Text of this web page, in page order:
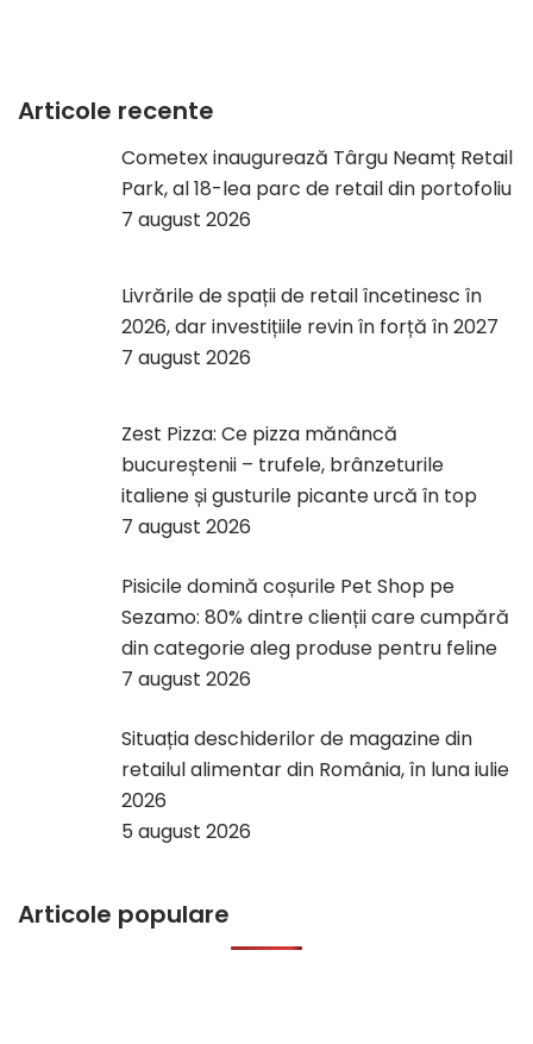
Articole recente
Cometex inaugurează Târgu Neamț Retail
Park, al 18-lea parc de retail din portofoliu
7 august 2026
Livrările de spații de retail încetinesc în
2026, dar investițiile revin în forță în 2027
7 august 2026
Zest Pizza: Ce pizza mănâncă
bucureștenii – trufele, brânzeturile
italiene și gusturile picante urcă în top
7 august 2026
Pisicile domină coșurile Pet Shop pe
Sezamo: 80% dintre clienții care cumpără
din categorie aleg produse pentru feline
7 august 2026
Situația deschiderilor de magazine din
retailul alimentar din România, în luna iulie
2026
5 august 2026
Articole populare